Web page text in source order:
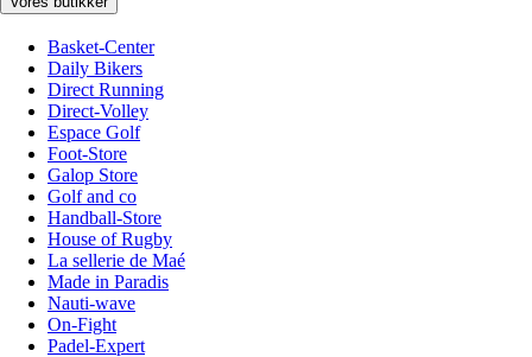
Basket-Center
Daily Bikers
Direct Running
Direct-Volley
Espace Golf
Foot-Store
Galop Store
Golf and co
Handball-Store
House of Rugby
La sellerie de Maé
Made in Paradis
Nauti-wave
On-Fight
Padel-Expert